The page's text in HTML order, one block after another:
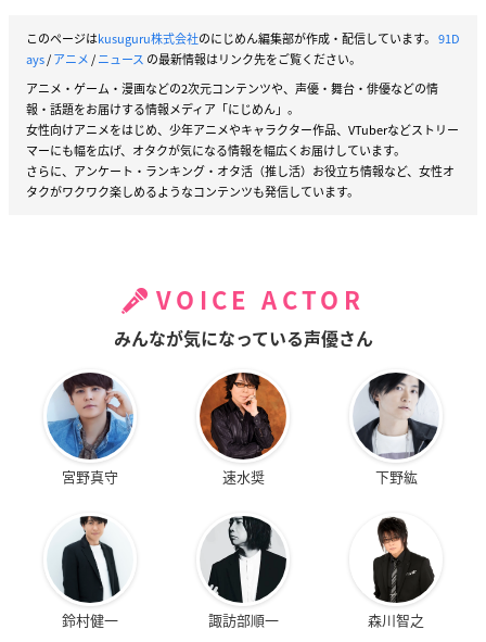
このページはkusuguru株式会社のにじめん編集部が作成・配信しています。 91D
ays/アニメ/ニュース の最新情報はリンク先をご覧ください。
アニメ・ゲーム・漫画などの2次元コンテンツや、声優・舞台・俳優などの情
報・話題をお届けする情報メディア「にじめん」。
女性向けアニメをはじめ、少年アニメやキャラクター作品、VTuberなどストリー
マーにも幅を広げ、オタクが気になる情報を幅広くお届けしています。
さらに、アンケート・ランキング・オタ活（推し活）お役立ち情報など、女性オ
タクがワクワク楽しめるようなコンテンツも発信しています。
VOICE ACTOR
みんなが気になっている声優さん
宮野真守 速水奨 下野紘
鈴村健一 諏訪部順一 森川智之